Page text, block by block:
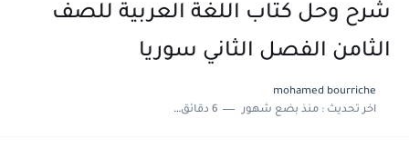
حل أسئلة الكيمياء بكالوريا علمي دورة 2026
شرح وحل كتاب اللغة العربية للصف
الثامن الفصل الثاني سوريا
mohamed bourriche
اخر تحديث :منذ بضع شهور 6 دقائق للقراءة